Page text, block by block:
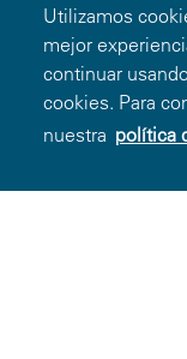
Utilizamos
mejor
continuar
cookies. Para
nuestra política
Todos los
presentado a
Association. Blue
asociación de
independientes
Shield of Vermont